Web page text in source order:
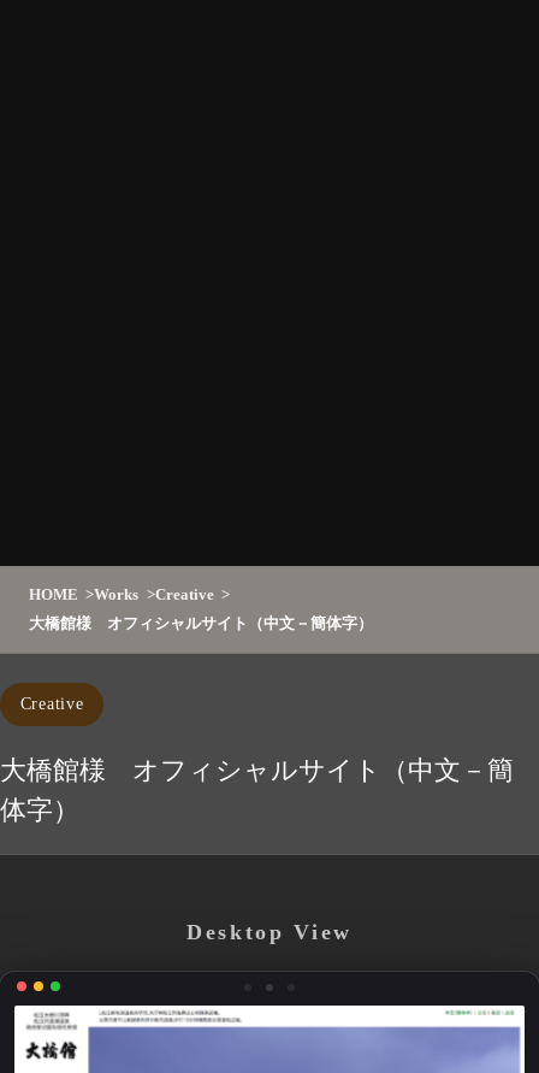
HOME Works
Creative
大橋館様 オフィシャルサイト（中文－簡体字）
Creative
大橋館様 オフィシャルサイト（中文－簡
体字）
Desktop View